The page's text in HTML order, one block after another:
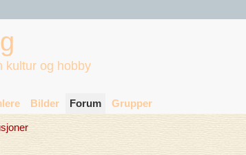
kultur og hobby
Bilder Forum Grupper